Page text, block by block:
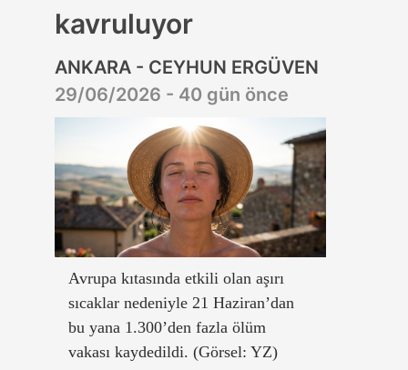
kavruluyor
ANKARA - CEYHUN ERGÜVEN
29/06/2026 - 40 gün önce
Avrupa kıtasında etkili olan aşırı
sıcaklar nedeniyle 21 Haziran’dan
bu yana 1.300’den fazla ölüm
vakası kaydedildi. (Görsel: YZ)